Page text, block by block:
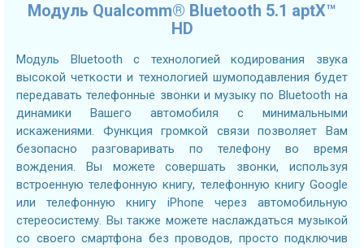
Модуль Qualcomm® Bluetooth 5.1 aptX™
HD
Модуль Bluetooth с технологией кодирования звука
высокой четкости и технологией шумоподавления будет
передавать телефонные звонки и музыку по Bluetooth на
динамики Вашего автомобиля с минимальными
искажениями. Функция громкой связи позволяет Вам
безопасно разговаривать по телефону во время
вождения. Вы можете совершать звонки, используя
встроенную телефонную книгу, телефонную книгу Google
или телефонную книгу iPhone через автомобильную
стереосистему. Вы также можете наслаждаться музыкой
со своего смартфона без проводов, просто подключив